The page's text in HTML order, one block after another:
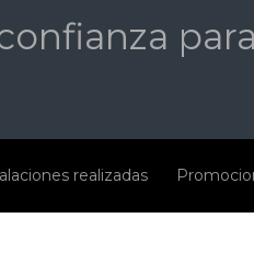
realizadas